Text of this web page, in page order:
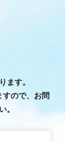
ます。
すので、お問
。